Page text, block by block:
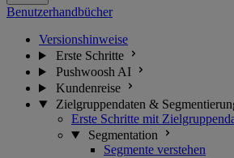
Benutzerhandbücher
Versionshinweise
Erste Schritte
Pushwoosh AI
Kundenreise
Zielgruppendaten &
Erste Schritte mit
Segmentation
Segmente verstehen